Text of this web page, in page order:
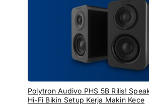
Polytron Audivo PHS 5B Rilis!
Hi-Fi Bikin Setup Kerja Makin Kece